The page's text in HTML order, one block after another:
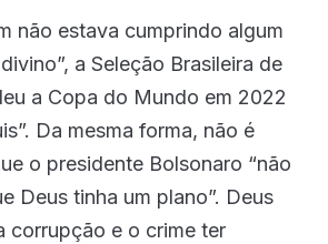
não estava cumprindo algum
a Seleção Brasileira de
a Copa do Mundo em 2022
Da mesma forma, não é
o presidente Bolsonaro “não
Deus tinha um plano”. Deus
corrupção e o crime ter